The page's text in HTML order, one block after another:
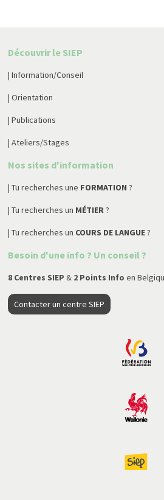
Découvrir le SIEP
| Information/Conseil
| Orientation
| Publications
| Ateliers/Stages
Nos sites d'information
| Tu recherches une FORMATION ?
| Tu recherches un MÉTIER?
| Tu recherches un COURS DE LANGUE?
Besoin d'une info ? Un conseil ?
8 Centres SIEP & 2 Points Info en
Contacter un centre SIEP